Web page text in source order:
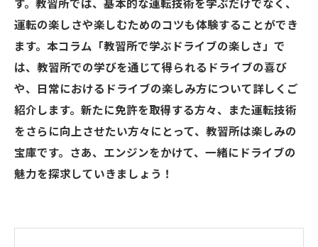
す。教習所では、基本的な運転技術を学ぶだけでなく、
運転の楽しさや楽しむためのコツも体験することができ
ます。本コラム「教習所で学ぶドライブの楽しさ」で
は、教習所での学びを通じて得られるドライブの喜び
や、日常におけるドライブの楽しみ方について詳しくご
紹介します。新たに免許を取得する方々、また運転技術
をさらに向上させたい方々にとって、教習所は楽しみの
宝庫です。さあ、エンジンをかけて、一緒にドライブの
魅力を探求していきましょう！